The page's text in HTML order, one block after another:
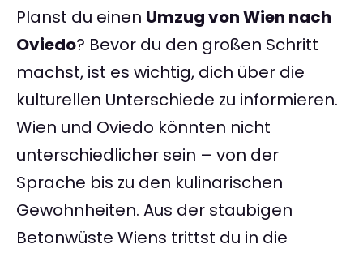
Planst du einen Umzug von Wien nach
Oviedo? Bevor du den großen Schritt
machst, ist es wichtig, dich über die
kulturellen Unterschiede zu informieren.
Wien und Oviedo könnten nicht
unterschiedlicher sein – von der
Sprache bis zu den kulinarischen
Gewohnheiten. Aus der staubigen
Betonwüste Wiens trittst du in die